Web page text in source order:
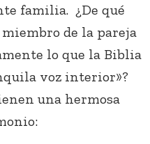
familia. ¿De qué
de la pareja
lo que la Biblia
voz interior»?
una hermosa